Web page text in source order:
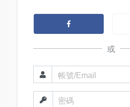
或
帳號/Email
密碼